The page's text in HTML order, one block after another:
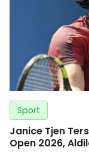
Sport
Janice Tjen
Open 2026,